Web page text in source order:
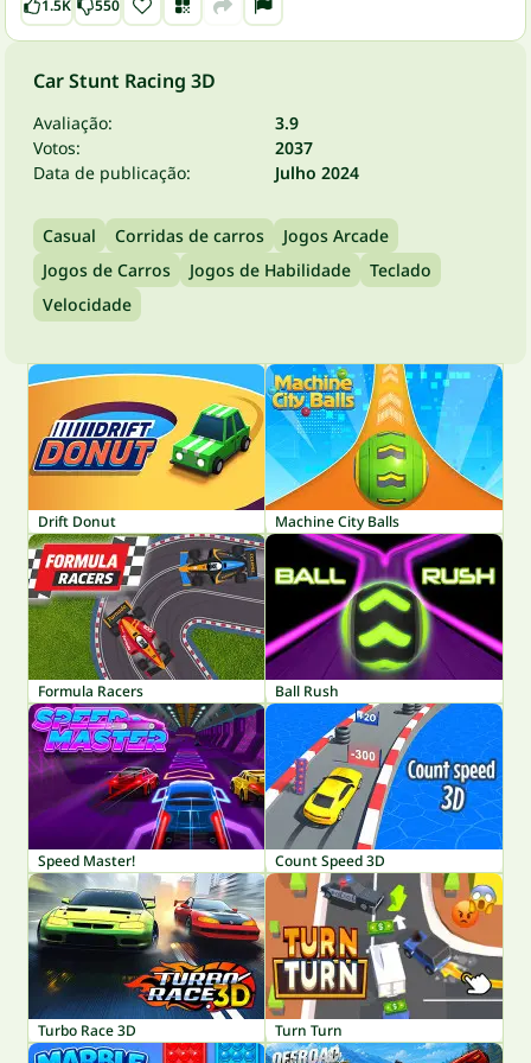
1.5K 550
Car Stunt Racing 3D
Avaliação:
3.9
Votos:
2037
Data de publicação:
Julho 2024
Casual Corridas de carros
Jogos Arcade
Jogos de Carros
Jogos de Habilidade
Teclado
Velocidade
Drift Donut Machine City Balls
Formula Racers Ball Rush
Speed Master! Count Speed 3D
Turbo Race 3D Turn Turn